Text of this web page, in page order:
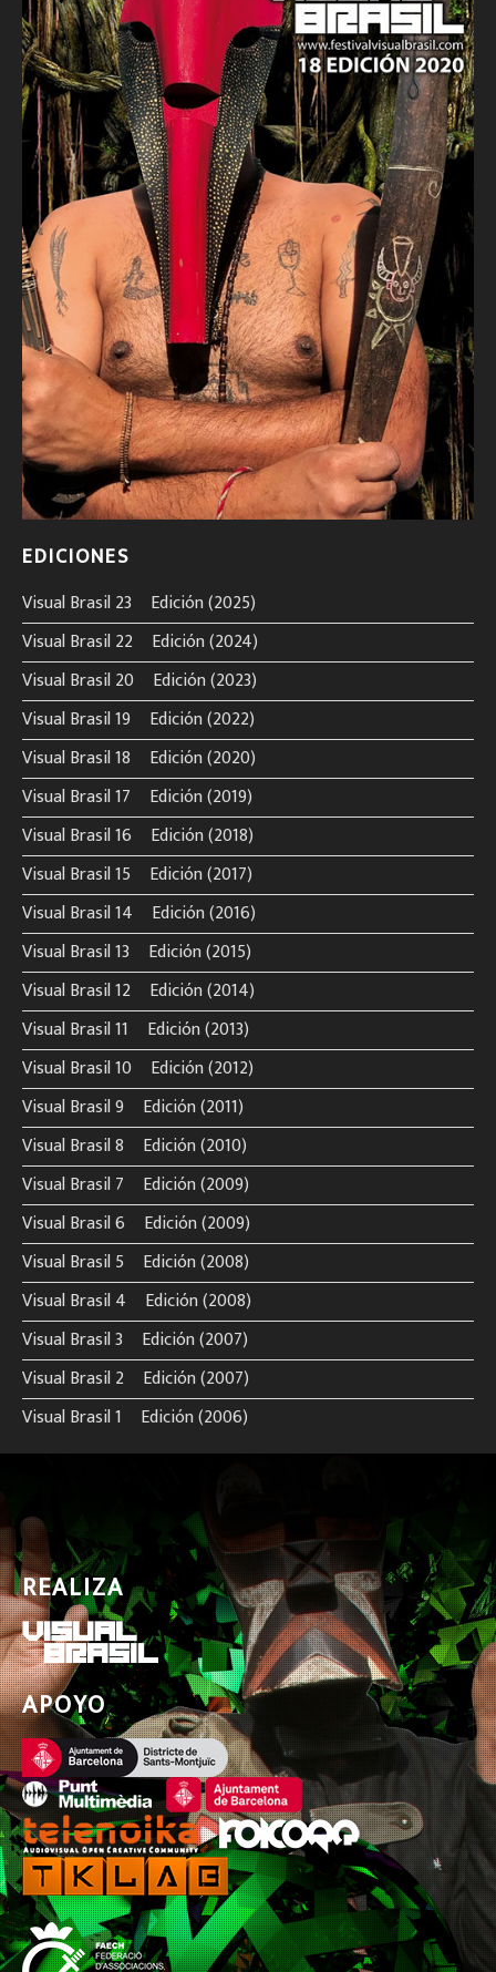
EDICIONES
Visual Brasil 23º Edición (2025)
Visual Brasil 22º Edición (2024)
Visual Brasil 20º Edición (2023)
Visual Brasil 19º Edición (2022)
Visual Brasil 18º Edición (2020)
Visual Brasil 17º Edición (2019)
Visual Brasil 16º Edición (2018)
Visual Brasil 15º Edición (2017)
Visual Brasil 14º Edición (2016)
Visual Brasil 13º Edición (2015)
Visual Brasil 12º Edición (2014)
Visual Brasil 11º Edición (2013)
Visual Brasil 10º Edición (2012)
Visual Brasil 9º Edición (2011)
Visual Brasil 8º Edición (2010)
Visual Brasil 7º Edición (2009)
Visual Brasil 6º Edición (2009)
Visual Brasil 5º Edición (2008)
Visual Brasil 4º Edición (2008)
Visual Brasil 3º Edición (2007)
Visual Brasil 2º Edición (2007)
Visual Brasil 1º Edición (2006)
REALIZA
APOYO